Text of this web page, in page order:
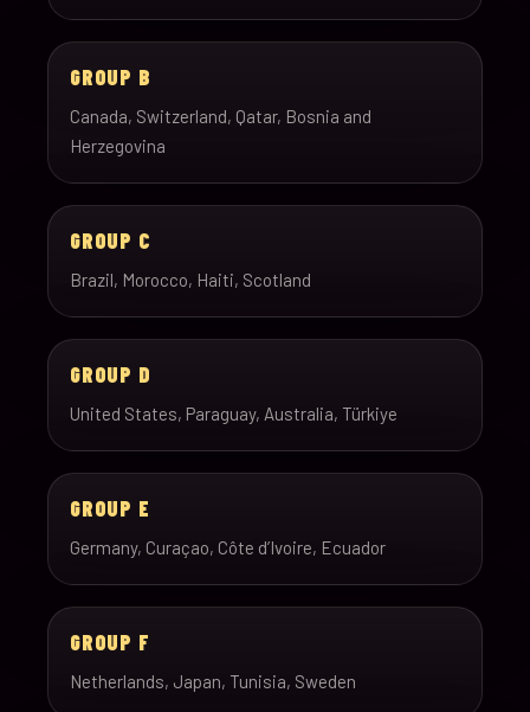
GROUP B
Canada, Switzerland, Qatar, Bosnia and
Herzegovina
GROUP C
Brazil, Morocco, Haiti, Scotland
GROUP D
United States, Paraguay, Australia, Türkiye
GROUP E
Germany, Curaçao, Côte d’Ivoire, Ecuador
GROUP F
Netherlands, Japan, Tunisia, Sweden